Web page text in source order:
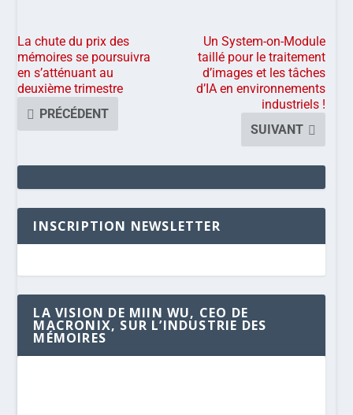
La chute du prix des
mémoires se poursuivra
en s’atténuant au
deuxième trimestre
PRÉCÉDENT
Un System-on-Module
taillé pour le traitement
d’images et les tâches
d’IA en environnements
industriels !
SUIVANT
INSCRIPTION NEWSLETTER
LA VISION DE MIIN WU, CEO DE
MACRONIX, SUR L’INDUSTRIE DES
MÉMOIRES